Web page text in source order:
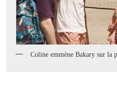
Coline emmène Bakary sur la